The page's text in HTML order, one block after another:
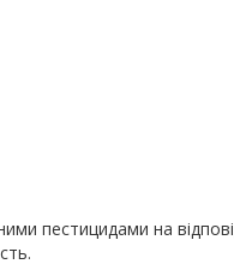
пестицидами на